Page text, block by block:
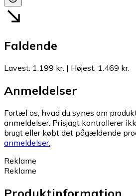
Faldende
Lavest: 1.199 kr. | Højest: 1.469 kr.
Anmeldelser
Fortæl os, hvad du synes om
anmeldelser. Prisjagt kontrollerer
brugt eller købt det pågældende
anmeldelser.
Reklame
Reklame